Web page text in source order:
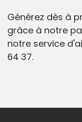
Générez dès à
grâce à notre
notre service
64 37.